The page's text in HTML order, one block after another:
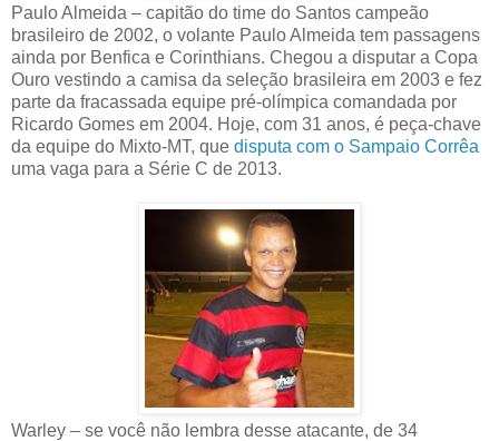
Paulo Almeida – capitão do time do Santos campeão
brasileiro de 2002, o volante Paulo Almeida tem passagens
ainda por Benfica e Corinthians. Chegou a disputar a Copa
Ouro vestindo a camisa da seleção brasileira em 2003 e fez
parte da fracassada equipe pré-olímpica comandada por
Ricardo Gomes em 2004. Hoje, com 31 anos, é peça-chave
da equipe do Mixto-MT, que disputa com o Sampaio Corrêa
uma vaga para a Série C de 2013.
Warley – se você não lembra desse atacante, de 34